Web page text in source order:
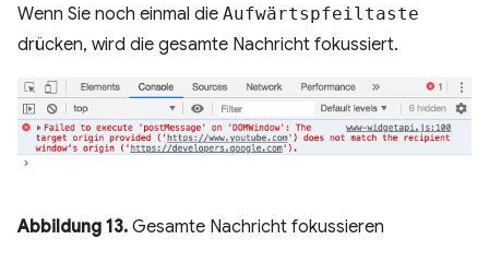
Wenn Sie noch einmal die Aufwärtspfeiltaste
drücken, wird die gesamte Nachricht fokussiert.
Abbildung 13. Gesamte Nachricht fokussieren